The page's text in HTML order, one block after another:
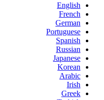
English
French
German
Portuguese
Spanish
Russian
Japanese
Korean
Arabic
Irish
Greek